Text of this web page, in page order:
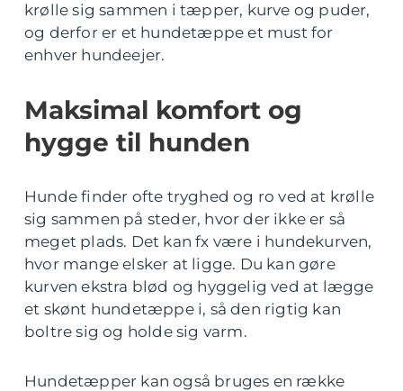
krølle sig sammen i tæpper, kurve og puder,
og derfor er et hundetæppe et must for
enhver hundeejer.
Maksimal komfort og
hygge til hunden
Hunde finder ofte tryghed og ro ved at krølle
sig sammen på steder, hvor der ikke er så
meget plads. Det kan fx være i hundekurven,
hvor mange elsker at ligge. Du kan gøre
kurven ekstra blød og hyggelig ved at lægge
et skønt hundetæppe i, så den rigtig kan
boltre sig og holde sig varm.
Hundetæpper kan også bruges en række